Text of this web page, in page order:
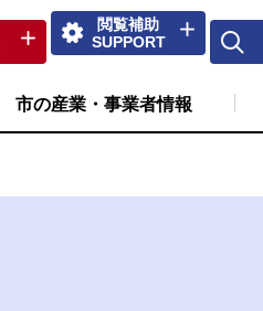
閲覧補助
SUPPORT
市の産業・事業者情報